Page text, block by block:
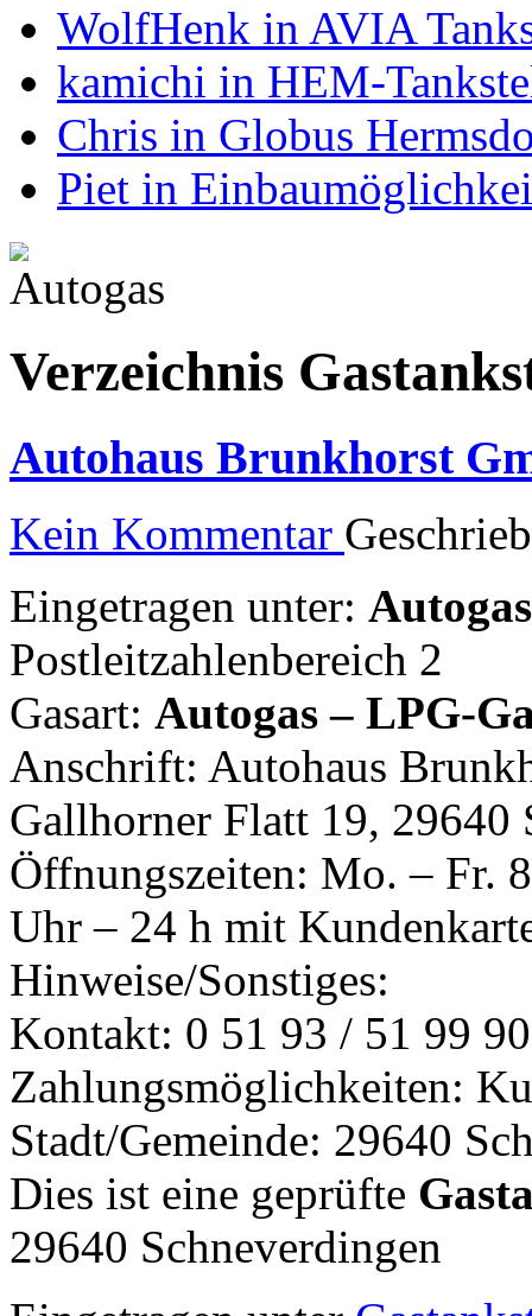
WolfHenk in AVIA
kamichi in HEM-
Chris in Globus
Piet in
Verzeichnis
Autohaus Brunkhorst
Kein Kommentar
Eingetragen unter:
Postleitzahlenbereich 2
Gasart: Autogas – LPG-
Anschrift: Autohaus
Gallhorner Flatt 19, 29640
Öffnungszeiten: Mo. – Fr.
Uhr – 24 h mit
Hinweise/Sonstiges:
Kontakt: 0 51 93 / 51 99 90
Zahlungsmöglichkeiten:
Stadt/Gemeinde: 29640
Dies ist eine geprüfte
29640 Schneverdingen